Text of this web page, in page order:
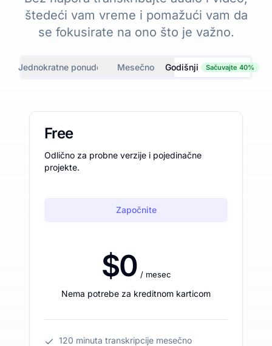
štedeći vam vreme i pomažući vam da
se fokusirate na ono što je važno.
Jednokratne ponude Mesečno Godišnji Sačuvajte 40%
Free
Odlično za probne verzije i pojedinačne
projekte.
Započnite
$0 / mesec
Nema potrebe za kreditnom karticom
120 minuta transkripcije mesečno